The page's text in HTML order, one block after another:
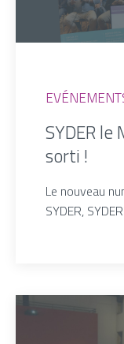
SYDER
sorti !
Le nouveau
SYDER,